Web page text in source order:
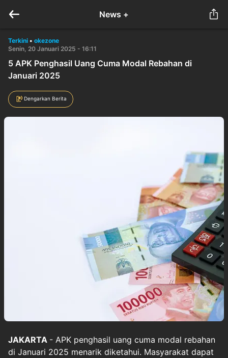
News +
Terkini • okezone
Senin, 20 Januari 2025 - 16:11
5 APK Penghasil Uang Cuma Modal Rebahan di
Januari 2025
Dengarkan Berita
JAKARTA - APK penghasil uang cuma modal rebahan
di Januari 2025 menarik diketahui. Masyarakat dapat